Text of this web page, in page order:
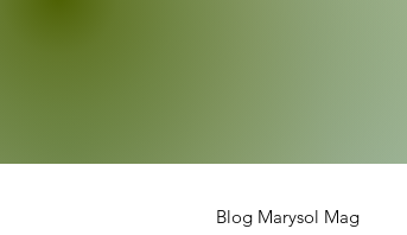
Blog Marysol Mag